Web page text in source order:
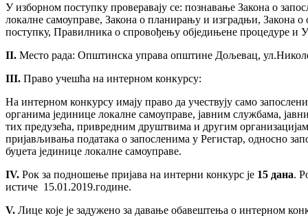
У изборном поступку проверавају се: познавање Закона о
локалне самоуправе, Закона о планирању и изградњи, Закона
поступку, Правилникa о спровођењу обједињене процедуре и
II. Место рада: Општинска управа општине Дољевац,
III. Право учешћа на интерном конкурсу:
На интерном конкурсу имају право да учествују само
органима јединице локалне самоуправе, јавним службама,
тих предузећа, привредним друштвима и другим
пријављивања података о запосленима у Регистар, односно
буџета јединице локалне самоуправе.
IV. Рок за подношење пријава на интерни конкурс је 15 дана.
истиче 15.01.2019.године.
V. Лице које је задужено за давање обавештења о интерном